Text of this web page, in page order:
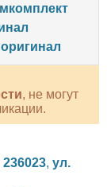
, не могут
236023, ул.